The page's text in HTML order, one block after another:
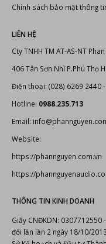
Hướng dẫn thanh toán
Chính sách đổi trả sản phẩm
Chính sách vận chuyển
Chính sách bảo hành
Chính sách bảo mật thông
LIÊN HỆ
Cty TNHH TM AT-AS-NT Phan
406 Tân Sơn Nhì P.Phú Thọ
Điện thoại: (028) 6269 2440 -
Hotline:0988.235.713
Email:
https://phannguyen.com.vn